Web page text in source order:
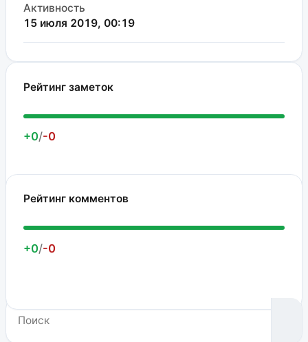
Активность
15 июля 2019, 00:19
Рейтинг заметок
+0/-0
Рейтинг комментов
+0/-0